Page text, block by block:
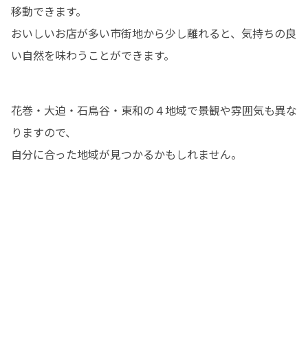
移動できます。
おいしいお店が多い市街地から少し離れると、気持ちの良
い自然を味わうことができます。
花巻・大迫・石鳥谷・東和の４地域で景観や雰囲気も異な
りますので、
自分に合った地域が見つかるかもしれません。